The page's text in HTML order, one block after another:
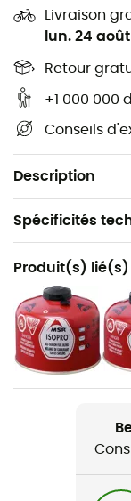
Livraison
lun. 24 août
Retour
+1 000 000
Conseils
Description
chutent. Grâce au
réflecteur de
votre flamme.
Paravent,
Poids : 187 g
Spécificités
Recommandé
Randonnée /
Poids
187 g
Nom du produit
Produit(s)